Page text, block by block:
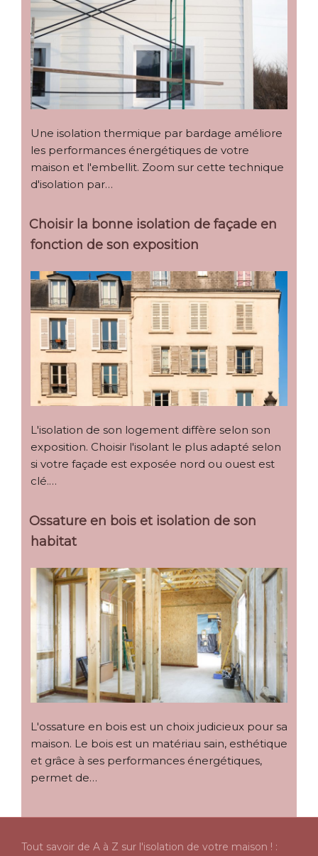
Une isolation thermique par bardage améliore
les performances énergétiques de votre
maison et l'embellit. Zoom sur cette technique
d'isolation par…
Choisir la bonne isolation de façade en
fonction de son exposition
L'isolation de son logement diffère selon son
exposition. Choisir l'isolant le plus adapté selon
si votre façade est exposée nord ou ouest est
clé.…
Ossature en bois et isolation de son
habitat
L'ossature en bois est un choix judicieux pour sa
maison. Le bois est un matériau sain, esthétique
et grâce à ses performances énergétiques,
permet de…
Tout savoir de A à Z sur l'isolation de votre maison ! :